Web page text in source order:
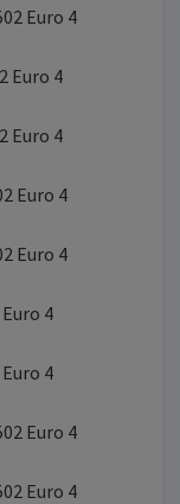
Euro 4
Euro 4
Euro 4
Euro 4
Euro 4
4
4
Euro 4
Euro 4